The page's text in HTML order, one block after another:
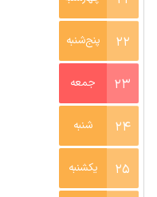
22 پنج‌شنبه
23 جمعه
24 شنبه
25 یکشنبه